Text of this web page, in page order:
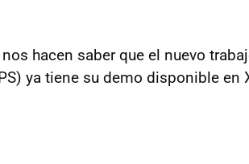
hacen saber que el nuevo
ya tiene su demo disponible en